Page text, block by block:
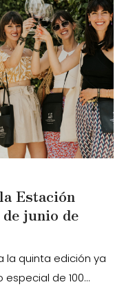
Estación
junio de
la quinta edición ya
de 100...